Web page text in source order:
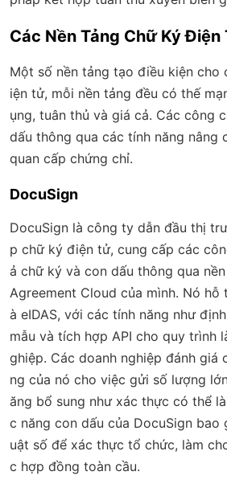
Các Nền Tảng Chữ Ký Điện
Một số nền tảng tạo điều kiện cho
iện tử, mỗi nền tảng đều có thế
ụng, tuân thủ và giá cả. Các công
dấu thông qua các tính năng nâng
quan cấp chứng chỉ.
DocuSign
DocuSign là công ty dẫn đầu thị
p chữ ký điện tử, cung cấp các
ả chữ ký và con dấu thông qua
Agreement Cloud của mình. Nó hỗ
à eIDAS, với các tính năng như
mẫu và tích hợp API cho quy trình
ghiệp. Các doanh nghiệp đánh giá
ng của nó cho việc gửi số lượng
ăng bổ sung như xác thực có thể
c năng con dấu của DocuSign
uật số để xác thực tổ chức, làm
c hợp đồng toàn cầu.